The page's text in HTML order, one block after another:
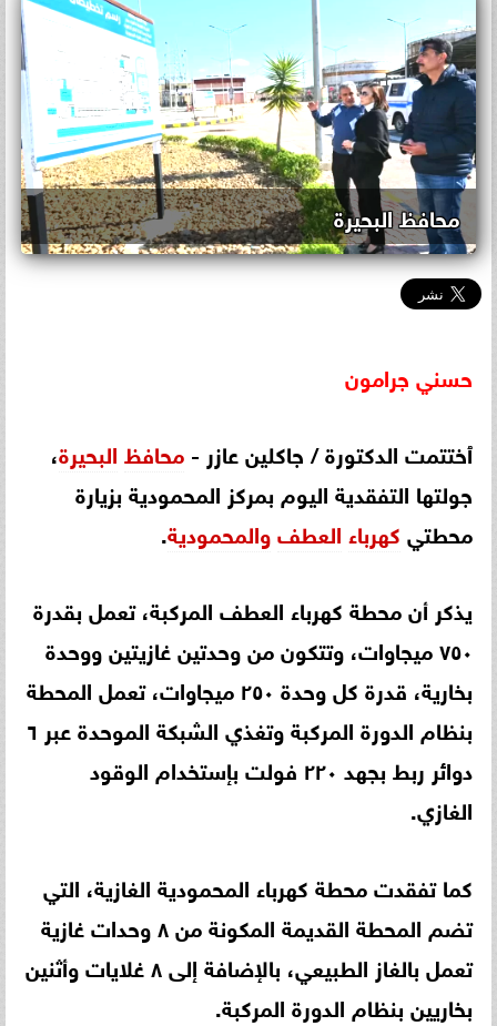
محافظ البحيرة
حسني جرامون
ٱختتمت الدكتورة / جاكلين عازر - محافظ البحيرة،
جولتها التفقدية اليوم بمركز المحمودية بزيارة
محطتي كهرباء العطفوالمحمودية.
يذكر أن محطة كهرباء العطف المركبة، تعمل بقدرة
٧٥٠ ميجاوات، وتتكون من وحدتين غازيتين ووحدة
بخارية، قدرة كل وحدة ٢٥٠ ميجاوات، تعمل المحطة
بنظام الدورة المركبة وتغذي الشبكة الموحدة عبر ٦
دوائر ربط بجهد ٢٢٠ فولت بإستخدام الوقود
الغازي.
كما تفقدت محطة كهرباء المحمودية الغازية، التي
تضم المحطة القديمة المكونة من ٨ وحدات غازية
تعمل بالغاز الطبيعي، بالإضافة إلى ٨ غلايات وأثنين
بخاريين بنظام الدورة المركبة.